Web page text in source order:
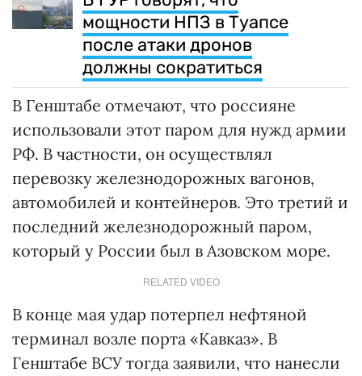
мощности НПЗ в Туапсе
после атаки дронов
должны сократиться
В Генштабе отмечают, что россияне
использовали этот паром для нужд армии
РФ. В частности, он осуществлял
перевозку железнодорожных вагонов,
автомобилей и контейнеров. Это третий и
последний железнодорожный паром,
который у России был в Азовском море.
RELATED VIDEO
В конце мая удар потерпел нефтяной
терминал возле порта «Кавказ». В
Генштабе ВСУ тогда заявили, что нанесли